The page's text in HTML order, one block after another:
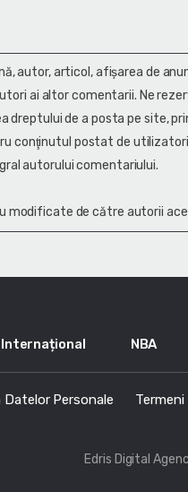
autor, articol, afişarea de
ai altor comentarii. Ne
dreptului de a posta pe site,
conţinutul postat de
autorului comentariului.
modificate de către autorii
Internațional NBA
Personale
Edris Digital